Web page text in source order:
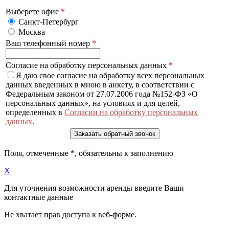
Выберете офис *
Санкт-Петербург
Москва
Ваш телефонный номер *
Согласие на обработку персональных данных *
Я даю свое согласие на обработку всех персональных
данных введенных в мною в анкету, в соответствии с
Федеральным законом от 27.07.2006 года №152-ФЗ «О
персональных данных», на условиях и для целей,
определенных в Согласии на обработку персональных
данных.
Поля, отмеченные *, обязательны к заполнению
X
Для уточнения возможности аренды введите Ваши
контактные данные
Не хватает прав доступа к веб-форме.